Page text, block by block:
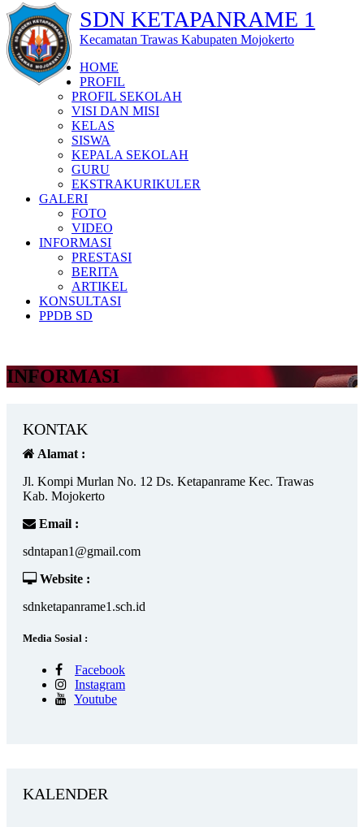
SDN KETAPANRAME 1
Kecamatan Trawas Kabupaten Mojokerto
HOME
PROFIL
PROFIL SEKOLAH
VISI DAN MISI
KELAS
SISWA
KEPALA SEKOLAH
GURU
EKSTRAKURIKULER
GALERI
FOTO
VIDEO
INFORMASI
PRESTASI
BERITA
ARTIKEL
KONSULTASI
PPDB SD
INFORMASI
KONTAK
Alamat :
Jl. Kompi Murlan No. 12 Ds. Ketapanrame Kec. Trawas
Kab. Mojokerto
Email :
sdntapan1@gmail.com
Website :
sdnketapanrame1.sch.id
Media Sosial :
Facebook
Instagram
Youtube
KALENDER